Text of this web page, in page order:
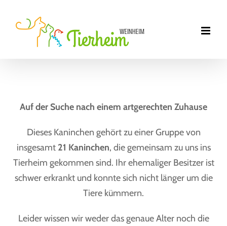
Inhalt
Auf der Suche nach einem artgerechten Zuhause
Dieses Kaninchen gehört zu einer Gruppe von
insgesamt 21 Kaninchen, die gemeinsam zu uns ins
Tierheim gekommen sind. Ihr ehemaliger Besitzer ist
schwer erkrankt und konnte sich nicht länger um die
Tiere kümmern.
Leider wissen wir weder das genaue Alter noch die